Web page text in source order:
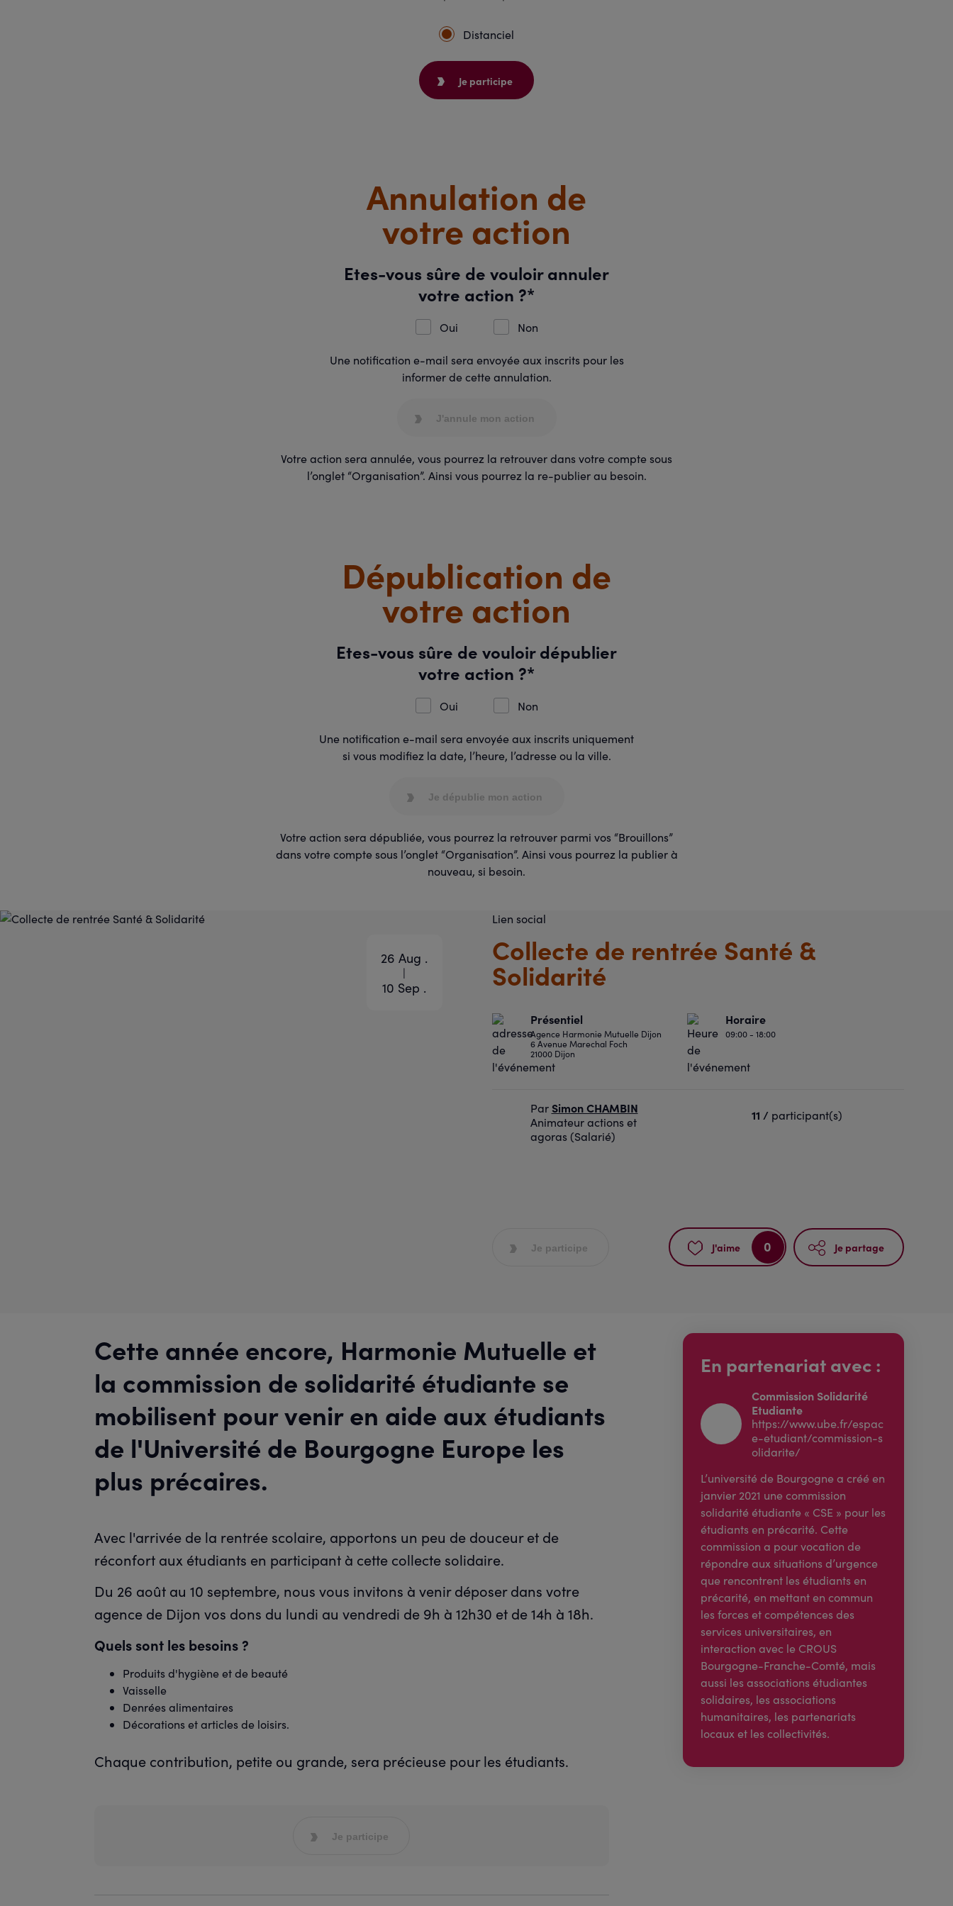
Distanciel
Je participe
Annulation de
votre action
Etes-vous sûre de vouloir annuler
votre action ?*
Oui Non
Une notification e-mail sera envoyée aux inscrits pour les
informer de cette annulation.
J'annule mon action
Votre action sera annulée, vous pourrez la retrouver dans votre compte sous
l’onglet “Organisation”. Ainsi vous pourrez la re-publier au besoin.
Dépublication de
votre action
Etes-vous sûre de vouloir dépublier
votre action ?*
Oui Non
Une notification e-mail sera envoyée aux inscrits uniquement
si vous modifiez la date, l’heure, l’adresse ou la ville.
Je dépublie mon action
Votre action sera dépubliée, vous pourrez la retrouver parmi vos “Brouillons”
dans votre compte sous l’onglet “Organisation”. Ainsi vous pourrez la publier à
nouveau, si besoin.
Lien social
Collecte de rentrée Santé &
Solidarité
Présentiel
Agence Harmonie Mutuelle Dijon
6 Avenue Marechal Foch
21000 Dijon
Horaire
09:00 - 18:00
Par Simon CHAMBIN
Animateur actions et
agoras (Salarié)
11 / participant(s)
Je participe J'aime 0 Je partage
26 Aug .
|
10 Sep .
Cette année encore, Harmonie Mutuelle et
la commission de solidarité étudiante se
mobilisent pour venir en aide aux étudiants
de l'Université de Bourgogne Europe les
plus précaires.
Avec l'arrivée de la rentrée scolaire, apportons un peu de douceur et de
réconfort aux étudiants en participant à cette collecte solidaire.
Du 26 août au 10 septembre, nous vous invitons à venir déposer dans votre
agence de Dijon vos dons du lundi au vendredi de 9h à 12h30 et de 14h à 18h.
Quels sont les besoins ?
Produits d'hygiène et de beauté
Vaisselle
Denrées alimentaires
Décorations et articles de loisirs.
Chaque contribution, petite ou grande, sera précieuse pour les étudiants.
Je participe
En partenariat avec :
Commission Solidarité
Etudiante
https://www.ube.fr/espac
e-etudiant/commission-s
olidarite/
L’université de Bourgogne a créé en
janvier 2021 une commission
solidarité étudiante « CSE » pour les
étudiants en précarité. Cette
commission a pour vocation de
répondre aux situations d’urgence
que rencontrent les étudiants en
précarité, en mettant en commun
les forces et compétences des
services universitaires, en
interaction avec le CROUS
Bourgogne-Franche-Comté, mais
aussi les associations étudiantes
solidaires, les associations
humanitaires, les partenariats
locaux et les collectivités.